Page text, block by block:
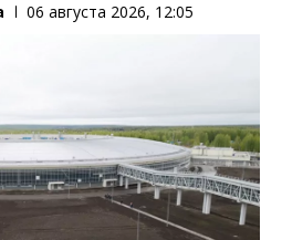
06 августа 2026, 12:05